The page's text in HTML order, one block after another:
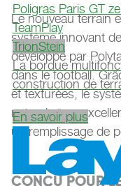
Poligras Paris GT
TeamPlay
TrionStein
La bordue
construction de
En savoir plus
Le nouveau terrain
système innovant
développé par
dans le football.
et texturées, le
naturel et un
un remplissage de
CONÇU POUR